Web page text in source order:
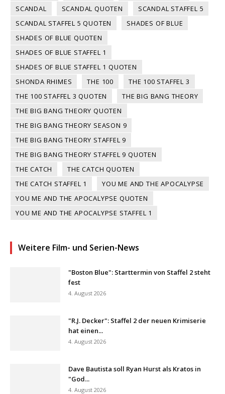
SCANDAL SCANDAL QUOTEN
SCANDAL STAFFEL 5
SCANDAL STAFFEL 5 QUOTEN
SHADES OF BLUE
SHADES OF BLUE QUOTEN
SHADES OF BLUE STAFFEL 1
SHADES OF BLUE STAFFEL 1 QUOTEN
SHONDA RHIMES
THE 100
THE 100 STAFFEL 3
THE 100 STAFFEL 3 QUOTEN
THE BIG BANG THEORY
THE BIG BANG THEORY QUOTEN
THE BIG BANG THEORY SEASON 9
THE BIG BANG THEORY STAFFEL 9
THE BIG BANG THEORY STAFFEL 9 QUOTEN
THE CATCH
THE CATCH QUOTEN
THE CATCH STAFFEL 1
YOU ME AND THE APOCALYPSE
YOU ME AND THE APOCALYPSE QUOTEN
YOU ME AND THE APOCALYPSE STAFFEL 1
Weitere Film- und Serien-News
"Boston Blue": Starttermin von Staffel 2 steht
fest
4. August 2026
"R.J. Decker": Staffel 2 der neuen Krimiserie
hat einen...
4. August 2026
Dave Bautista soll Ryan Hurst als Kratos in
"God...
4. August 2026